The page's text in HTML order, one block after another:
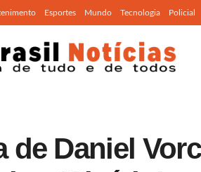
Esportes Mundo Tecnologia Policial
de Daniel